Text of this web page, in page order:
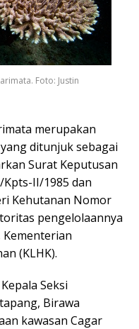
Foto: Justin
merupakan
ditunjuk sebagai
Surat Keputusan
II/1985 dan
Kehutanan Nomor
pengelolaannya
Kementerian
(KLHK).
Seksi
Birawa
kawasan Cagar